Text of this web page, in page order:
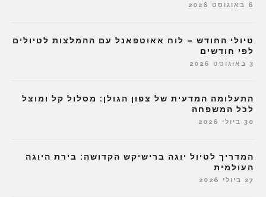
6 באוגוסט 2026
טיולי החודש – לוח אאוטפאנל עם ההמלצות לטיולים
לפי חודשים
3 באוגוסט 2026
התעלומה המדעית של צפון הגולן: מסלול קל ומוצל
לכל המשפחה
30 ביולי 2026
המדריך לטיול יוגה ברישיקש הקדושה: בירת היוגה
העולמית
27 ביולי 2026